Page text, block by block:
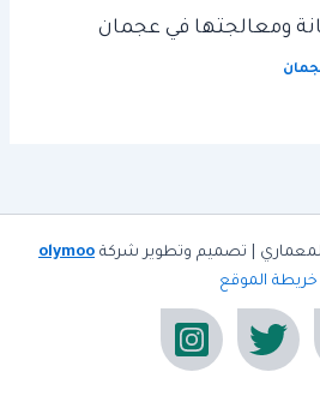
ومعالجتها في عجمان
olymoo
خريطة الموقع